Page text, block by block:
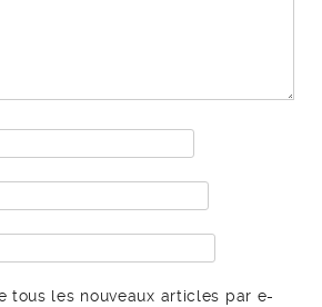
tous les nouveaux articles par e-